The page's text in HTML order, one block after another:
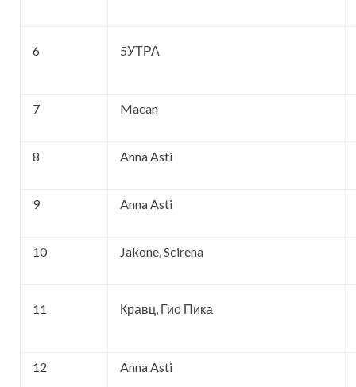
6 5УТРА
7 Macan
8 Anna Asti
9 Anna Asti
10 Jakone, Scirena
11 Кравц, Гио Пика
12 Anna Asti